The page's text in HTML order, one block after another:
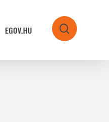
EGOV.HU search